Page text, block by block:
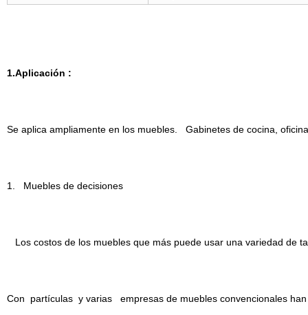
1.Aplicación :
Se aplica ampliamente en los muebles. Gabinetes de cocina,
1. Muebles de decisiones
Los costos de los muebles que más puede usar una variedad
Con partículas y varias empresas de muebles convencionales